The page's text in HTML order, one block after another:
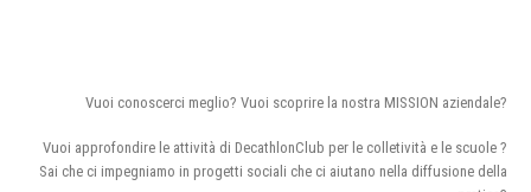
Vuoi conoscerci meglio? Vuoi scoprire la nostra MISSION aziendale?
Vuoi approfondire le attività di DecathlonClub per le colletività e le scuole ?
Sai che ci impegniamo in progetti sociali che ci aiutano nella diffusione della